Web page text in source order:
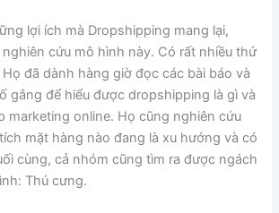
lợi ích mà Dropshipping mang lại,
cứu mô hình này. Có rất nhiều thứ
đã dành hàng giờ đọc các bài báo và
gắng để hiểu được dropshipping là gì và
marketing online. Họ cũng nghiên cứu
mặt hàng nào đang là xu hướng và có
cùng, cả nhóm cũng tìm ra được ngách
Thú cưng.